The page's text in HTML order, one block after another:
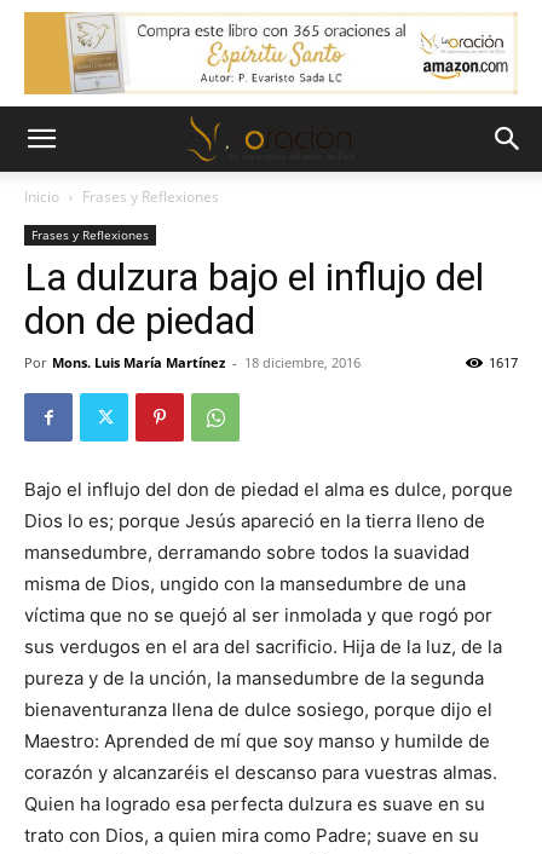
Inicio Frases y Reflexiones
Frases y Reflexiones
La dulzura bajo el influjo del
don de piedad
Por Mons. Luis María Martínez - 18 diciembre, 2016 1617
Bajo el influjo del don de piedad el alma es dulce, porque
Dios lo es; porque Jesús apareció en la tierra lleno de
mansedumbre, derramando sobre todos la suavidad
misma de Dios, ungido con la mansedumbre de una
víctima que no se quejó al ser inmolada y que rogó por
sus verdugos en el ara del sacrificio. Hija de la luz, de la
pureza y de la unción, la mansedumbre de la segunda
bienaventuranza llena de dulce sosiego, porque dijo el
Maestro: Aprended de mí que soy manso y humilde de
corazón y alcanzaréis el descanso para vuestras almas.
Quien ha logrado esa perfecta dulzura es suave en su
trato con Dios, a quien mira como Padre; suave en su